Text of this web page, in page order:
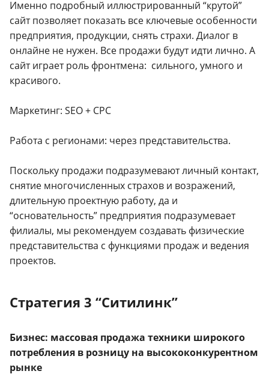
Именно подробный иллюстрированный “крутой”
сайт позволяет показать все ключевые особенности
предприятия, продукции, снять страхи. Диалог в
онлайне не нужен. Все продажи будут идти лично. А
сайт играет роль фронтмена: сильного, умного и
красивого.
Маркетинг: SEO + CPC
Работа с регионами: через представительства.
Поскольку продажи подразумевают личный контакт,
снятие многочисленных страхов и возражений,
длительную проектную работу, да и
“основательность” предприятия подразумевает
филиалы, мы рекомендуем создавать физические
представительства с функциями продаж и ведения
проектов.
Стратегия 3 “Ситилинк”
Бизнес: массовая продажа техники широкого
потребления в розницу на высококонкурентном
рынке